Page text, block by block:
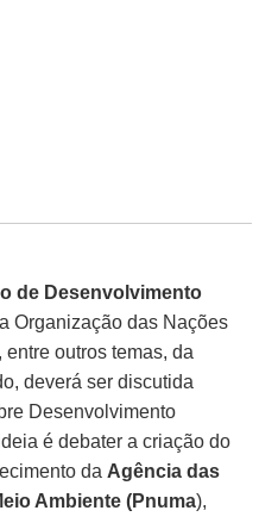
de Desenvolvimento
Organização das Nações
outros temas, da
deverá ser discutida
Desenvolvimento
é debater a criação do
da Agência das
Ambiente (Pnuma),